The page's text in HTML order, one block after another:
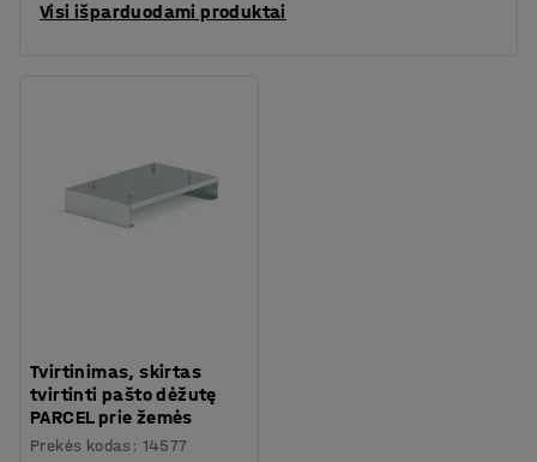
Visi išparduodami produktai
Tvirtinimas, skirtas
tvirtinti pašto dėžutę
PARCEL prie žemės
Prekės kodas : 14577